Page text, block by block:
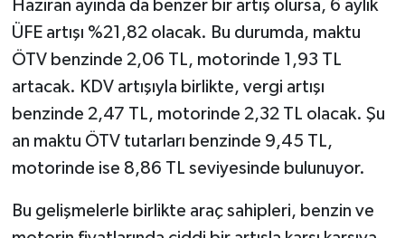
Haziran ayında da benzer bir artış olursa, 6 aylık
ÜFE artışı %21,82 olacak. Bu durumda, maktu
ÖTV benzinde 2,06 TL, motorinde 1,93 TL
artacak. KDV artışıyla birlikte, vergi artışı
benzinde 2,47 TL, motorinde 2,32 TL olacak. Şu
an maktu ÖTV tutarları benzinde 9,45 TL,
motorinde ise 8,86 TL seviyesinde bulunuyor.
Bu gelişmelerle birlikte araç sahipleri, benzin ve